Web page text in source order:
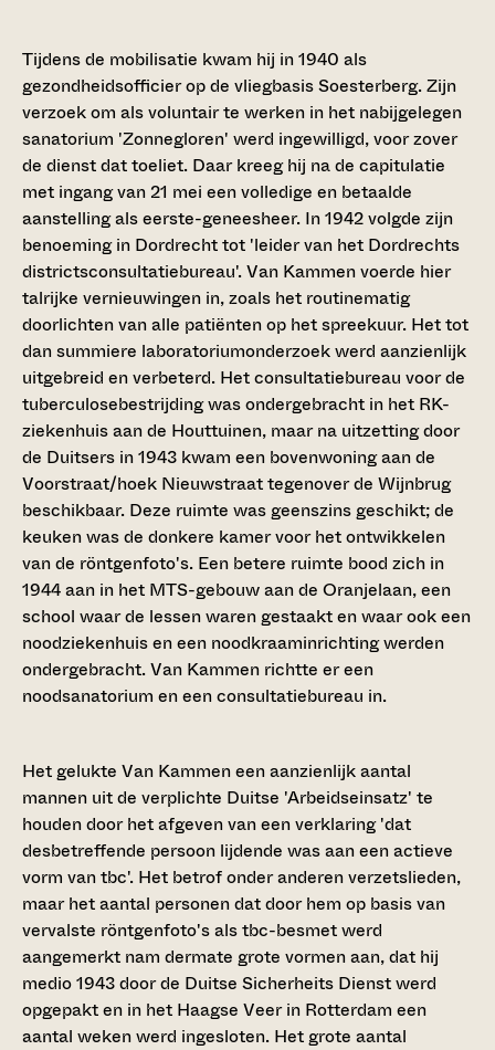
Tijdens de mobilisatie kwam hij in 1940 als
gezondheidsofficier op de vliegbasis Soesterberg. Zijn
verzoek om als voluntair te werken in het nabijgelegen
sanatorium 'Zonnegloren' werd ingewilligd, voor zover
de dienst dat toeliet. Daar kreeg hij na de capitulatie
met ingang van 21 mei een volledige en betaalde
aanstelling als eerste-geneesheer. In 1942 volgde zijn
benoeming in Dordrecht tot 'leider van het Dordrechts
districtsconsultatiebureau'. Van Kammen voerde hier
talrijke vernieuwingen in, zoals het routinematig
doorlichten van alle patiënten op het spreekuur. Het tot
dan summiere laboratoriumonderzoek werd aanzienlijk
uitgebreid en verbeterd. Het consultatiebureau voor de
tuberculosebestrijding was ondergebracht in het RK-
ziekenhuis aan de Houttuinen, maar na uitzetting door
de Duitsers in 1943 kwam een bovenwoning aan de
Voorstraat/hoek Nieuwstraat tegenover de Wijnbrug
beschikbaar. Deze ruimte was geenszins geschikt; de
keuken was de donkere kamer voor het ontwikkelen
van de röntgenfoto's. Een betere ruimte bood zich in
1944 aan in het MTS-gebouw aan de Oranjelaan, een
school waar de lessen waren gestaakt en waar ook een
noodziekenhuis en een noodkraaminrichting werden
ondergebracht. Van Kammen richtte er een
noodsanatorium en een consultatiebureau in.
Het gelukte Van Kammen een aanzienlijk aantal
mannen uit de verplichte Duitse 'Arbeidseinsatz' te
houden door het afgeven van een verklaring 'dat
desbetreffende persoon lijdende was aan een actieve
vorm van tbc'. Het betrof onder anderen verzetslieden,
maar het aantal personen dat door hem op basis van
vervalste röntgenfoto's als tbc-besmet werd
aangemerkt nam dermate grote vormen aan, dat hij
medio 1943 door de Duitse Sicherheits Dienst werd
opgepakt en in het Haagse Veer in Rotterdam een
aantal weken werd ingesloten. Het grote aantal